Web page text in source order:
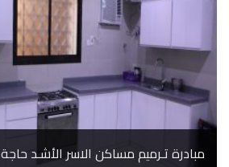
مبادرة تـرميم مساكن الاسر الأشـد حاجة